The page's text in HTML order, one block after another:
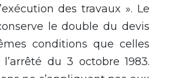
des travaux ». Le
le double du devis
conditions que celles
du 3 octobre 1983.